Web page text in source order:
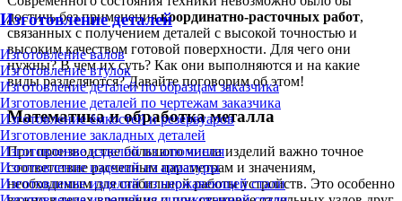
Изготовление деталей
Изготовление валов
Изготовление втулок
Изготовление деталей по образцам заказчика
Изготовление деталей по чертежам заказчика
Изготовление ёмкостей и резервуаров
Изготовление закладных деталей
Изготовление изделий из алюминия
Изготовление изделий из арматуры
Изготовление изделий из нержавеющей стали
достичь без применениякоординатно-расточных работ,
связанных с получением деталей с высокой точностью и
высоким качеством готовой поверхности. Для чего они
нужны? В чем их суть? Как они выполняются и на какие
виды разделяются? Давайте поговорим об этом!
Математика и обработка металла
При производстве большого числа изделий важно точное
соответствие расчетным параметрам и значениям,
необходимым для стабильной работы устройств. Это особенно